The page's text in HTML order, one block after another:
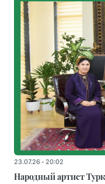
23.07.26 - 20:02
Народный артист